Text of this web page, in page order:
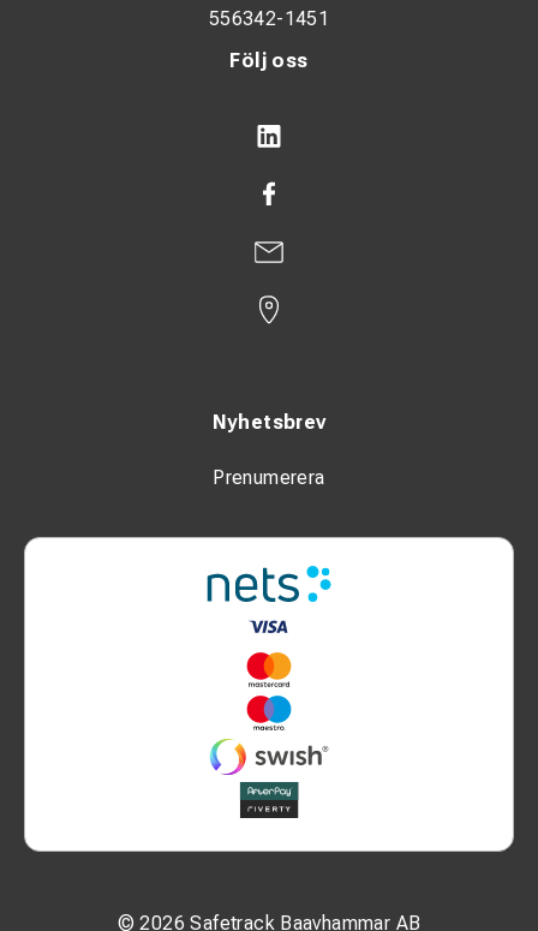
Följ oss
Nyhetsbrev
Prenumerera
© 2026 Safetrack Baavhammar AB
556342-1451